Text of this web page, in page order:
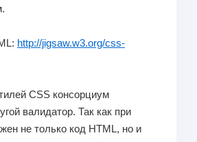
http://jigsaw.w3.org/css-
CSS консорциум
валидатор. Так как при
не только код HTML, но и